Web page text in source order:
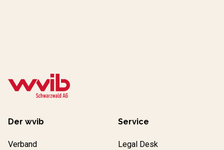
Der wvib
Verband
Service
Legal Desk